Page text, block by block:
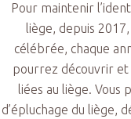
Pour maintenir
liège, depuis
célébrée, chaque
pourrez découvrir
liées au liège. Vous
d’épluchage du liège,